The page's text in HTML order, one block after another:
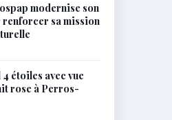
modernise son
sa mission
étoiles avec vue
rose à Perros-